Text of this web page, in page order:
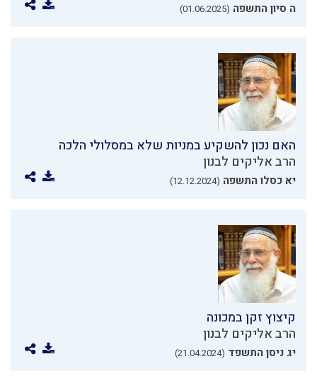
ה סיון התשפה (01.06.2025)
האם נכון להשקיע במניות שלא במסלולי הלכה
הרב אליקים לבנון
יא כסלו התשפה (12.12.2024)
קיצוץ זקן במכונה
הרב אליקים לבנון
יג ניסן התשפד (21.04.2024)